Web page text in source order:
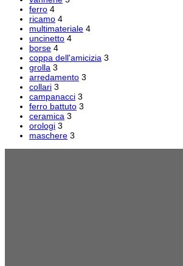
ferro 4
ricamo 4
multimateriale 4
uncinetto 4
borse 4
coppa dell'amicizia 3
grolla 3
arredamento 3
collari 3
campanacci 3
ferro battuto 3
ceramica 3
orologi 3
maschere 3